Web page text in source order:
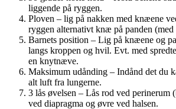
liggende på ryggen.
Ploven – lig på nakken med knæene
ryggen alternativt knæ på panden
Barnets position – Lig på knæene og
langs kroppen og hvil. Evt. med
en knytnæve.
Maksimum udånding – Indånd det du
alt luft fra lungerne.
3 lås øvelsen – Lås rod ved
ved diapragma og øvre ved halsen.